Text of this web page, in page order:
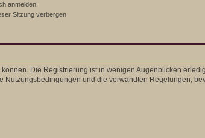
anmelden
Sitzung verbergen
Die Registrierung ist in wenigen Augenblicken
und die verwandten Regelungen,